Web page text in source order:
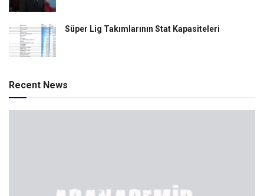
Süper Lig Takımlarının Stat Kapasiteleri
Recent News